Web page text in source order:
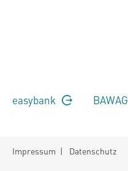
easybank BAWAG
Impressum | Datenschutz